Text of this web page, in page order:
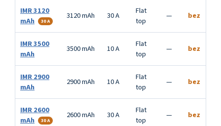
IMR 3120
mAh
30 A
3120 mAh 30 A
Flat
top
— bez
IMR 3500
mAh
3500 mAh 10 A
Flat
top
— bez
IMR 2900
mAh
2900 mAh 10 A
Flat
top
— bez
IMR 2600
mAh
30 A
2600 mAh 30 A
Flat
top
— bez